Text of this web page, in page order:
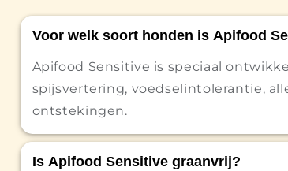
Voor welk soort honden is Apifood
Apifood Sensitive is speciaal
spijsvertering, voedselintolerantie,
ontstekingen.
Is Apifood Sensitive graanvrij?